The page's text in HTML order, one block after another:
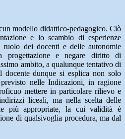
modello didattico-pedagogico. Ciò
e lo scambio di esperienze
ruolo dei docenti e delle autonomie
progettazione e negare diritto di
ambito, a qualunque tentativo di
docente dunque si esplica non solo
nelle Indicazioni, in ragione
mettere in particolare rilievo e
liceali, ma nella scelta delle
più appropriate, la cui validità è
di qualsivoglia procedura, ma dal